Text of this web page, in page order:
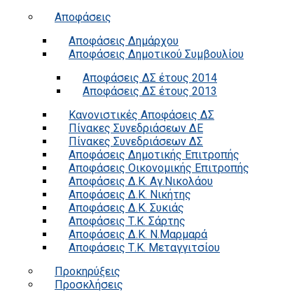
Αποφάσεις
Αποφάσεις Δημάρχου
Αποφάσεις Δημοτικού Συμβουλίου
Αποφάσεις ΔΣ έτους 2014
Αποφάσεις ΔΣ έτους 2013
Κανονιστικές Αποφάσεις ΔΣ
Πίνακες Συνεδριάσεων ΔΕ
Πίνακες Συνεδριάσεων ΔΣ
Αποφάσεις Δημοτικής Επιτροπής
Αποφάσεις Οικονομικής Επιτροπής
Αποφάσεις Δ.Κ. Αγ.Νικολάου
Αποφάσεις Δ.Κ. Νικήτης
Αποφάσεις Δ.Κ. Συκιάς
Αποφάσεις Τ.Κ. Σάρτης
Αποφάσεις Δ.Κ. Ν.Μαρμαρά
Αποφάσεις Τ.Κ. Μεταγγιτσίου
Προκηρύξεις
Προσκλήσεις